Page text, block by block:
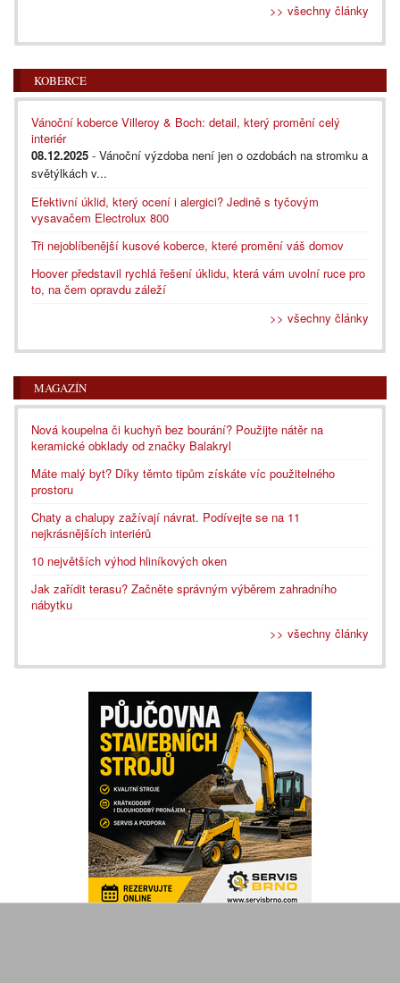
>> všechny články
KOBERCE
Vánoční koberce Villeroy & Boch: detail, který promění celý
interiér
08.12.2025 - Vánoční výzdoba není jen o ozdobách na stromku a
světýlkách v...
Efektivní úklid, který ocení i alergici? Jedině s tyčovým
vysavačem Electrolux 800
Tři nejoblíbenější kusové koberce, které promění váš domov
Hoover představil rychlá řešení úklidu, která vám uvolní ruce pro
to, na čem opravdu záleží
>> všechny články
MAGAZÍN
Nová koupelna či kuchyň bez bourání? Použijte nátěr na
keramické obklady od značky Balakryl
Máte malý byt? Díky těmto tipům získáte víc použitelného
prostoru
Chaty a chalupy zažívají návrat. Podívejte se na 11
nejkrásnějších interiérů
10 největších výhod hliníkových oken
Jak zařídit terasu? Začněte správným výběrem zahradního
nábytku
>> všechny články